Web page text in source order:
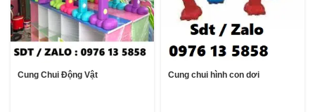
Cung Chui Động Vật Cung chui hình con dơi